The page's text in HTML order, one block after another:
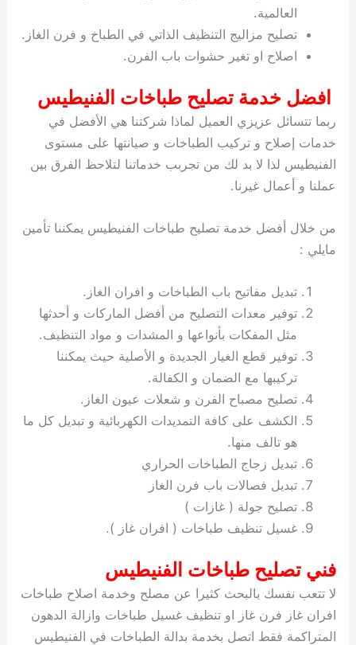
العالمية.
تصليح مزاليج التنظيف الذاتي في الطباخ و فرن الغاز.
اصلاح او تغير حشوات باب الفرن.
افضل خدمة تصليح طباخات الفنيطيس
ربما تتسائل عزيزي العميل لماذا شركتنا هي الأفضل في
خدمات إصلاح و تركيب الطباخات و صيانتها على مستوى
الفنيطيس لذا لا بد لك من تجربب خدماتنا لتلاحظ الفرق بين
عملنا و أعمال غيرنا.
من خلال أفضل خدمة تصليح طباخات الفنيطيس يمكننا تأمين
مايلي :
تبديل مفاتيح باب الطباخات و افران الغاز.
توفير معدات التصليح من أفضل الماركات و أحدثها
مثل المفكات بأنواعها و المشدات و مواد التنظيف.
توفير قطع الغيار الجديدة و الأصلية حيث يمكننا
تركيبها مع الضمان و الكفالة.
تصليح مصباح الفرن و شعلات عيون الغاز.
الكشف على كافة التمديدات الكهربائية و تبديل كل ما
هو تالف منها.
تبديل زجاج الطباخات الحراري
تبديل فصالات باب فرن الغاز
تصليح جولة ( غازات )
غسيل تنظيف طباخات ( افران غاز ).
فني تصليح طباخات الفنيطيس
لا تتعب نفسك بالبحث كثيرا عن مصلح وخدمة اصلاح طباخات
افران غاز فرن غاز او تنظيف غسيل طباخات وازالة الدهون
المتراكمة فقط اتصل بخدمة بدالة الطباخات في الفنيطيس